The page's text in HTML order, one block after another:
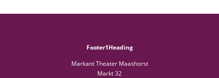
Footer1Heading
Markant Theater Maashorst
Markt 32